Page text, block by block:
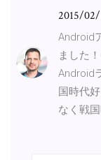
2015/02/
Android
ました
Android
国時代
なく戦